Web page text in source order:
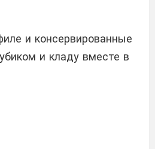
и консервированные
и кладу вместе в